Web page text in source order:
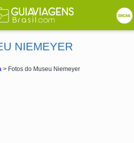
NIEMEYER
> Fotos do Museu Niemeyer